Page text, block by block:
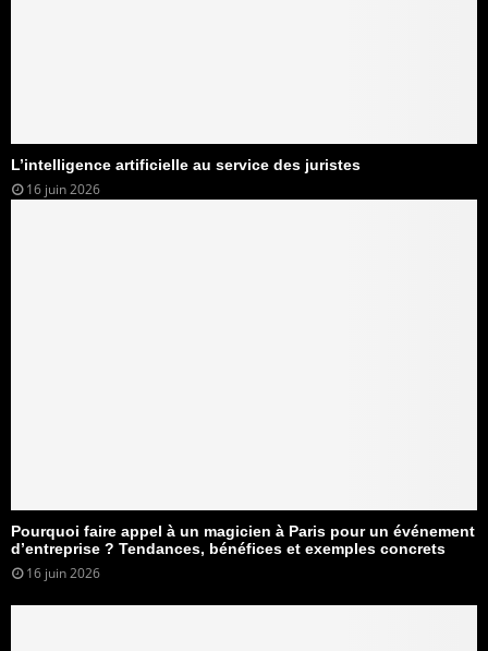
L’intelligence artificielle au service des juristes
16 juin 2026
Pourquoi faire appel à un magicien à Paris pour un événement
d’entreprise ? Tendances, bénéfices et exemples concrets
16 juin 2026